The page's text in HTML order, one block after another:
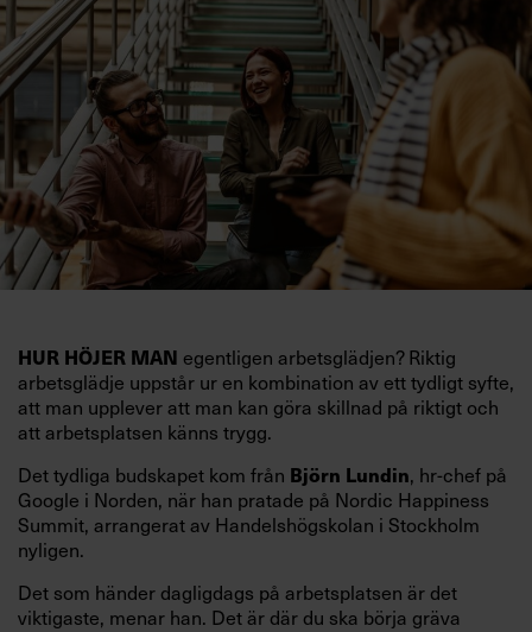
HUR HÖJER MAN egentligen arbetsglädjen? Riktig
arbetsglädje uppstår ur en kombination av ett tydligt syfte,
att man upplever att man kan göra skillnad på riktigt och
att arbetsplatsen känns trygg.
Det tydliga budskapet kom från Björn Lundin, hr-chef på
Google i Norden, när han pratade på Nordic Happiness
Summit, arrangerat av Handelshögskolan i Stockholm
nyligen.
Det som händer dagligdags på arbetsplatsen är det
viktigaste, menar han. Det är där du ska börja gräva